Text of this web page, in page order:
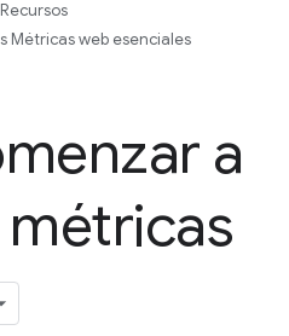
Recursos
Métricas web esenciales
a